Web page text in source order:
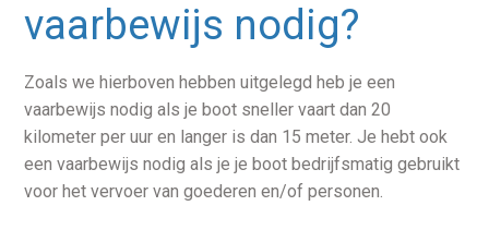
vaarbewijs nodig?
Zoals we hierboven hebben uitgelegd heb je een
vaarbewijs nodig als je boot sneller vaart dan 20
kilometer per uur en langer is dan 15 meter. Je hebt ook
een vaarbewijs nodig als je je boot bedrijfsmatig gebruikt
voor het vervoer van goederen en/of personen.